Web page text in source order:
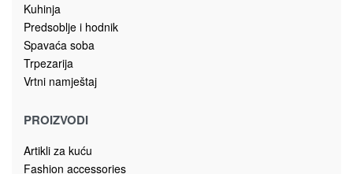
Kuhinja
Predsoblje i hodnik
Spavaća soba
Trpezarija
Vrtni namještaj
PROIZVODI
Artikli za kuću
Fashion accessories